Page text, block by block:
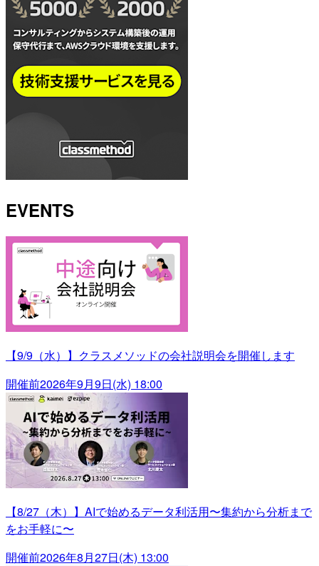
EVENTS
【9/9（水）】クラスメソッドの会社説明会を開催します
開催前2026年9月9日(水) 18:00
【8/27（木）】AIで始めるデータ利活用〜集約から分析まで
をお手軽に〜
開催前2026年8月27日(木) 13:00